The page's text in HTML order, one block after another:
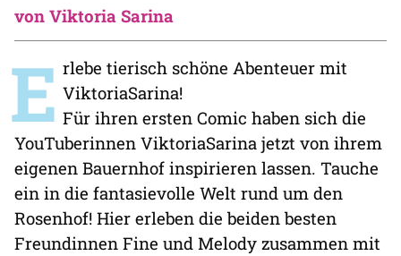
von Viktoria Sarina
E rlebe tierisch schöne Abenteuer mit
ViktoriaSarina!
Für ihren ersten Comic haben sich die
YouTuberinnen ViktoriaSarina jetzt von ihrem
eigenen Bauernhof inspirieren lassen. Tauche
ein in die fantasievolle Welt rund um den
Rosenhof! Hier erleben die beiden besten
Freundinnen Fine und Melody zusammen mit